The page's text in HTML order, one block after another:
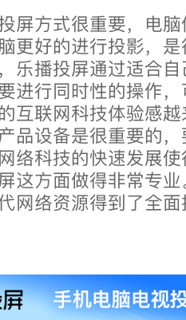
屏方式很重要，电
更好的进行投影，
乐播投屏通过适合
进行同时性的操作
互联网科技体验感
品设备是很重要的
络科技的快速发展
这方面做得非常专
网络资源得到了全